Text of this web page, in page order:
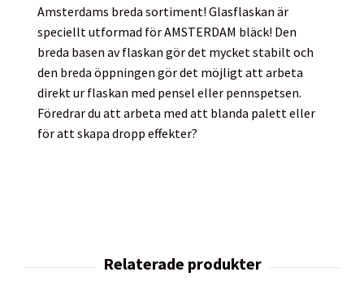
Amsterdams breda sortiment! Glasflaskan är
speciellt utformad för AMSTERDAM bläck! Den
breda basen av flaskan gör det mycket stabilt och
den breda öppningen gör det möjligt att arbeta
direkt ur flaskan med pensel eller pennspetsen.
Föredrar du att arbeta med att blanda palett eller
för att skapa dropp effekter?